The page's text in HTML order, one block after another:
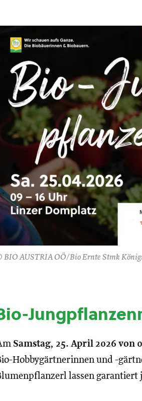
BIO AUSTRIA OÖ/Bio Ernte Stmk
Samstag, 25. April 2026 von
Hobbygärtnerinnen und -
lassen garantiert